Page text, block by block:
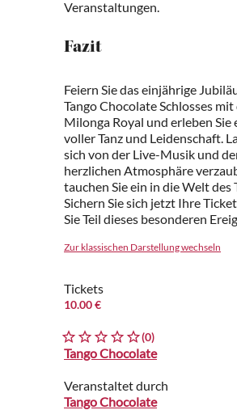
Veranstaltungen.
Fazit
Feiern Sie das einjährige
Tango Chocolate Schlosses mit
Milonga Royal und erleben Sie
voller Tanz und Leidenschaft.
sich von der Live-Musik und
herzlichen Atmosphäre
tauchen Sie ein in die Welt des
Sichern Sie sich jetzt Ihre
Sie Teil dieses besonderen
Zur klassischen Darstellung wechseln
Tickets
10.00 €
(0)
Tango Chocolate
Veranstaltet durch
Tango Chocolate